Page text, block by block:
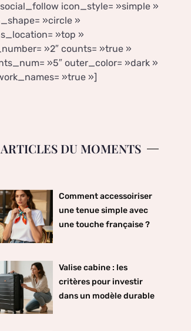
icon_style= »simple »
»circle »
»top »
»2″ counts= »true »
»5″ outer_color= »dark »
»true »]
ARTICLES DU MOMENTS
Comment accessoiriser
une tenue simple avec
une touche française ?
Valise cabine : les
critères pour investir
dans un modèle durable